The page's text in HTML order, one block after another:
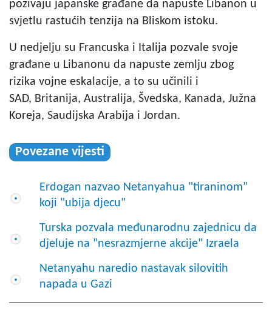
pozivaju japanske građane da napuste Libanon u
svjetlu rastućih tenzija na Bliskom istoku.
U nedjelju su Francuska i Italija pozvale svoje
građane u Libanonu da napuste zemlju zbog
rizika vojne eskalacije, a to su učinili i
SAD, Britanija, Australija, Švedska, Kanada, Južna
Koreja, Saudijska Arabija i Jordan.
Povezane vijesti
Erdogan nazvao Netanyahua "tiraninom"
koji "ubija djecu"
Turska pozvala međunarodnu zajednicu da
djeluje na "nesrazmjerne akcije" Izraela
Netanyahu naredio nastavak silovitih
napada u Gazi